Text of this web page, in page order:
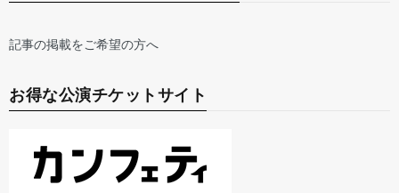
記事の掲載をご希望の方へ
お得な公演チケットサイト